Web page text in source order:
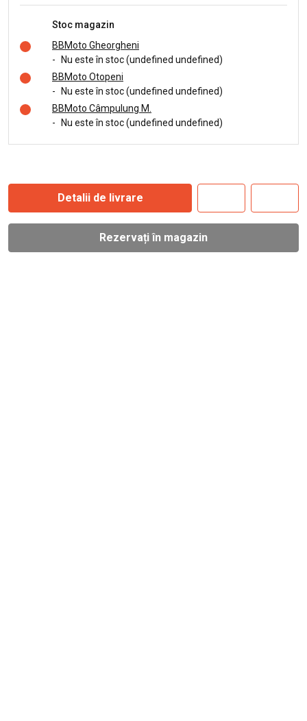
Stoc magazin
BBMoto Gheorgheni
-
Nu este în stoc (undefined undefined)
BBMoto Otopeni
-
Nu este în stoc (undefined undefined)
BBMoto Câmpulung M.
-
Nu este în stoc (undefined undefined)
Detalii de livrare
Rezervați în magazin